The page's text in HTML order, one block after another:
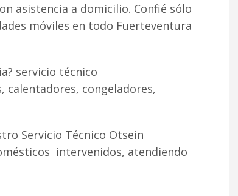
asistencia a domicilio. Confié sólo
móviles en todo Fuerteventura
servicio técnico
calentadores, congeladores,
Servicio Técnico Otsein
intervenidos, atendiendo